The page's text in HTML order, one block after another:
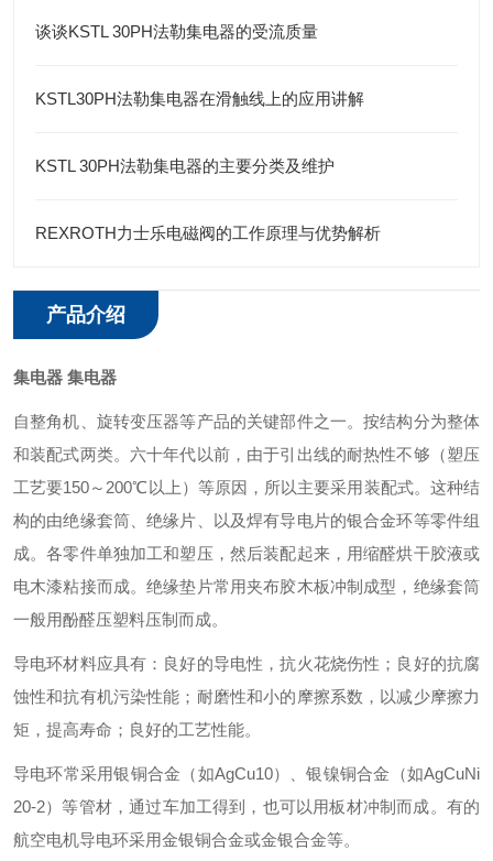
谈谈KSTL 30PH法勒集电器的受流质量
KSTL30PH法勒集电器在滑触线上的应用讲解
KSTL 30PH法勒集电器的主要分类及维护
REXROTH力士乐电磁阀的工作原理与优势解析
产品介绍
集电器 集电器
自整角机、旋转变压器等产品的关键部件之一。按结构分为整体
和装配式两类。六十年代以前，由于引出线的耐热性不够（塑压
工艺要150～200℃以上）等原因，所以主要采用装配式。这种结
构的由绝缘套筒、绝缘片、以及焊有导电片的银合金环等零件组
成。各零件单独加工和塑压，然后装配起来，用缩醛烘干胶液或
电木漆粘接而成。绝缘垫片常用夹布胶木板冲制成型，绝缘套筒
一般用酚醛压塑料压制而成。
导电环材料应具有：良好的导电性，抗火花烧伤性；良好的抗腐
蚀性和抗有机污染性能；耐磨性和小的摩擦系数，以减少摩擦力
矩，提高寿命；良好的工艺性能。
导电环常采用银铜合金（如AgCu10）、银镍铜合金（如AgCuNi
20-2）等管材，通过车加工得到，也可以用板材冲制而成。有的
航空电机导电环采用金银铜合金或金银合金等。